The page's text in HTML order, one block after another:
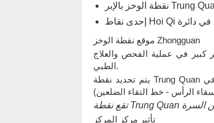
موقع نقطة الوخز Zhongguan
كبير في عملية الفحص والعلاج
الطبي.
يتم تحديد نقطة Trung Quan على النحو التالي: من السرة بشكل مستقيم لأعلى أربع نقاط أو خذ النقطة في
تأثير مركز المركز